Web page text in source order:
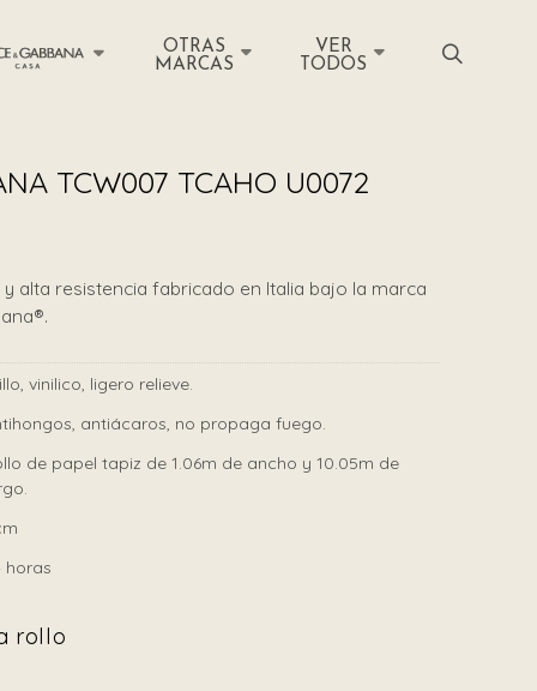
OTRAS
MARCAS
VER
TODOS
TCW007 TCAHO U0072
alta resistencia fabricado en Italia bajo la marca
vinilico, ligero relieve.
antiácaros, no propaga fuego.
de papel tapiz de 1.06m de ancho y 10.05m de
horas
rollo